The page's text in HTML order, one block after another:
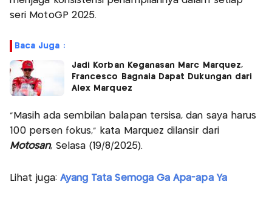
seri MotoGP 2025.
Baca Juga :
Jadi Korban Keganasan Marc Marquez,
Francesco Bagnaia Dapat Dukungan dari
Alex Marquez
"Masih ada sembilan balapan tersisa, dan saya harus
100 persen fokus," kata Marquez dilansir dari
Motosan, Selasa (19/8/2025).
Lihat juga: Ayang Tata Semoga Ga Apa-apa Ya